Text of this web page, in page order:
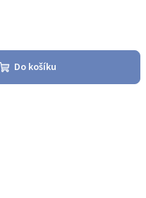
Do košíku